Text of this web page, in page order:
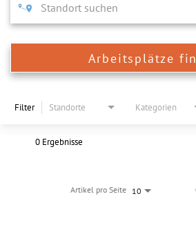
Arbeitsplätze
Filter Standorte Kategorien
0 Ergebnisse
Artikel pro Seite 10